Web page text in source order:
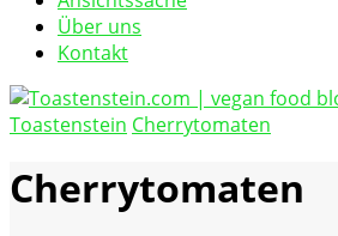
Über uns
Kontakt
Toastenstein.com
Toastenstein Cherrytomaten
Cherrytomaten